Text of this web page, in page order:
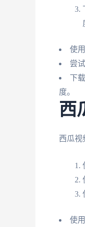
使
尝
下
度。
西
西瓜视
使